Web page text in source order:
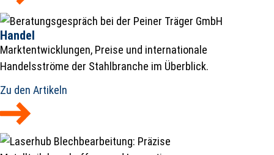
Handel
Marktentwicklungen, Preise und internationale
Handelsströme der Stahlbranche im Überblick.
Zu den Artikeln